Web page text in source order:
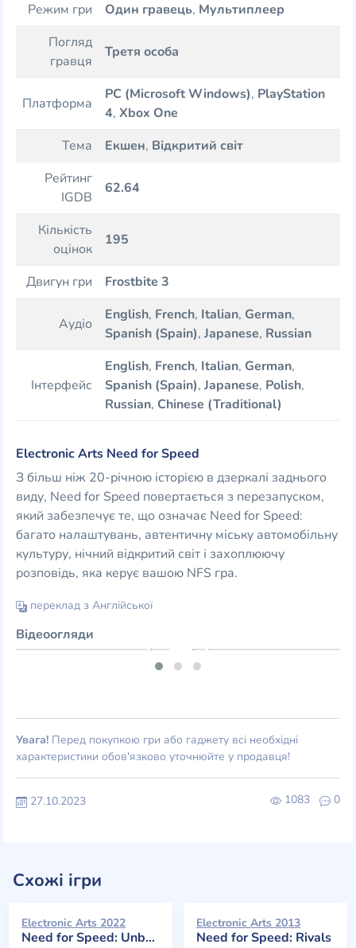
Режим гри
Один гравець, Мультиплеер
Погляд
гравця
Третя особа
Платформа
PC (Microsoft Windows), PlayStation
4, Xbox One
Тема
Екшен, Відкритий світ
Рейтинг
IGDB
62.64
Кількість
оцінок
195
Двигун гри Frostbite 3
Аудіо
English, French, Italian, German,
Spanish (Spain), Japanese, Russian
Інтерфейс
English, French, Italian, German,
Spanish (Spain), Japanese, Polish,
Russian, Chinese (Traditional)
Electronic Arts Need for Speed
З більш ніж 20-річною історією в дзеркалі заднього
виду, Need for Speed повертається з перезапуском,
який забезпечує те, що означає Need for Speed:
багато налаштувань, автентичну міську автомобільну
культуру, нічний відкритий світ і захоплюючу
розповідь, яка керує вашою NFS гра.
переклад з Англійської
Відеоогляди
Увага! Перед покупкою гри або гаджету всі необхідні
характеристики обов'язково уточнюйте у продавця!
1083 0
27.10.2023
Схожі ігри
Electronic Arts 2022
Need for Speed: Unbound
Electronic Arts 2013
Need for Speed: Rivals